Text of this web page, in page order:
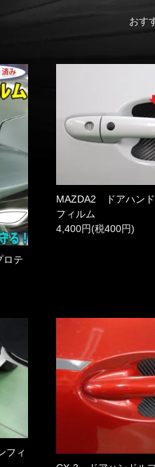
おす
ロテ
MAZDA2 ドアハン
フィルム
4,400円(税400円)
フィ